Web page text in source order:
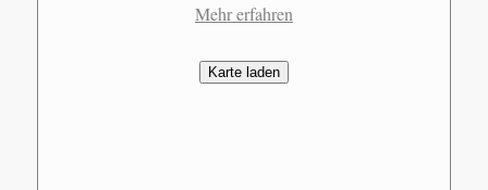
Mehr erfahren
Karte laden